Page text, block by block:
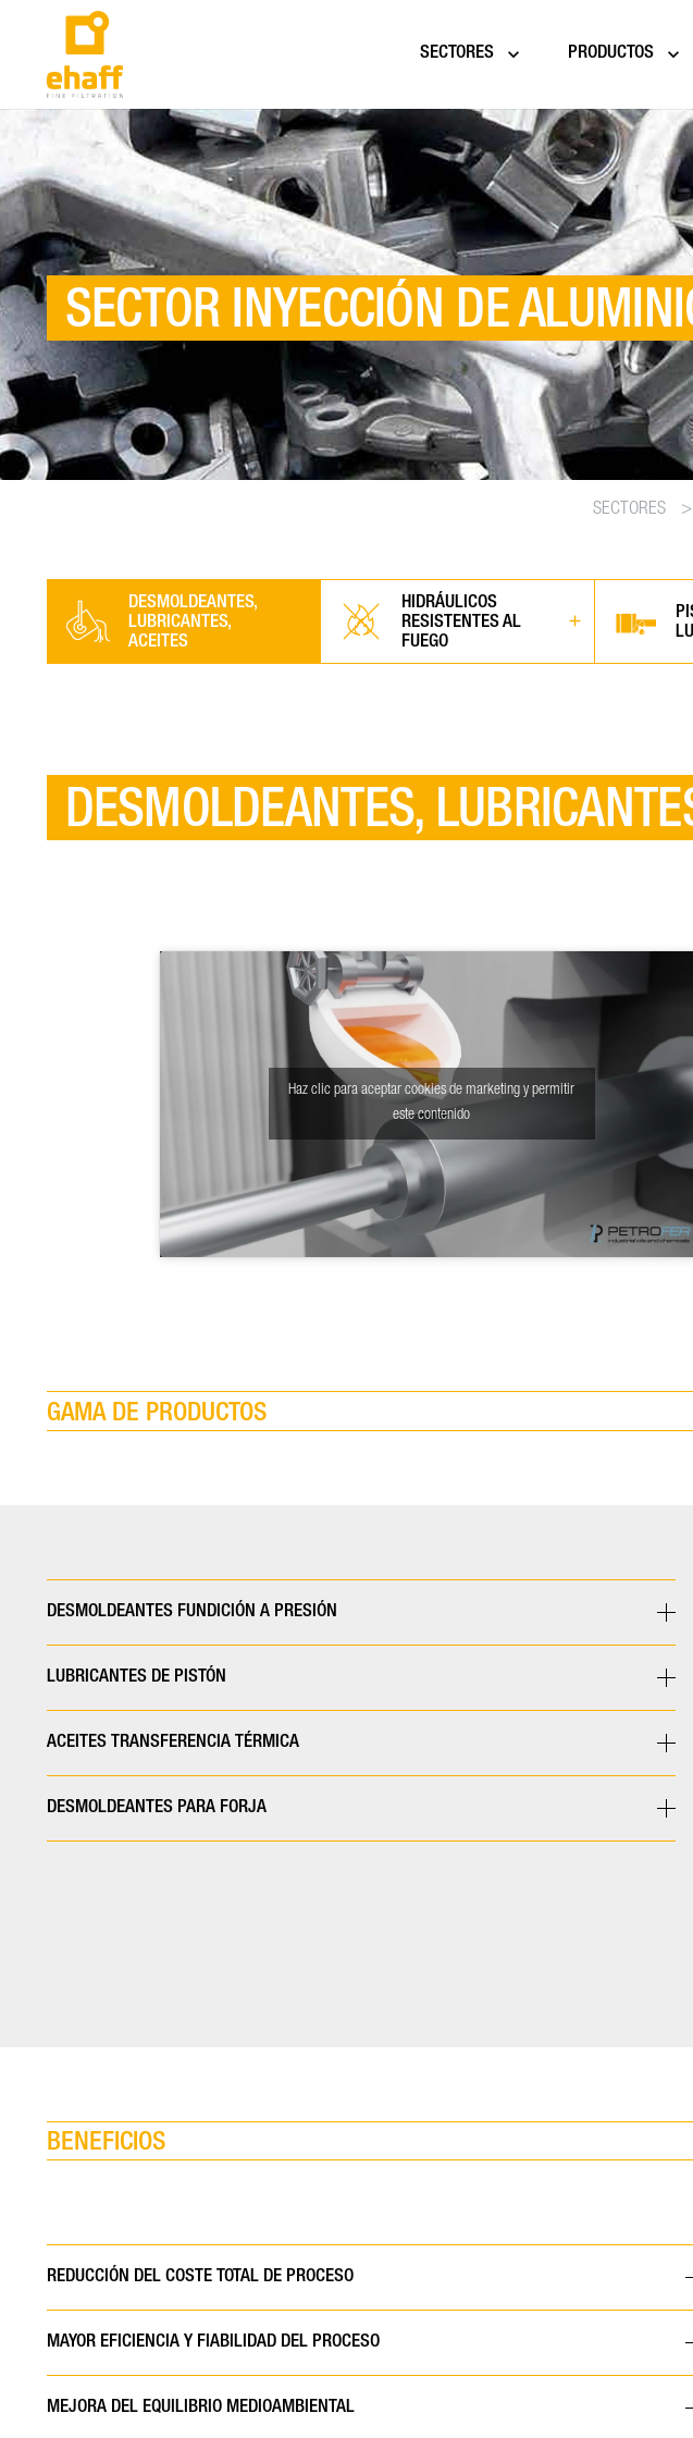
SECTORES PRODUCTOS
SECTOR INYECCIÓN DE
SECTORES >
DESMOLDEANTES,
LUBRICANTES,
ACEITES
HIDRÁULICOS
RESISTENTES AL
FUEGO
DESMOLDEANTES,
Haz clic para aceptar cookies de marketing y permitir
este contenido
GAMA DE PRODUCTOS
DESMOLDEANTES FUNDICIÓN A PRESIÓN
LUBRICANTES DE PISTÓN
ACEITES TRANSFERENCIA TÉRMICA
DESMOLDEANTES PARA FORJA
BENEFICIOS
REDUCCIÓN DEL COSTE TOTAL DE PROCESO
MAYOR EFICIENCIA Y FIABILIDAD DEL PROCESO
MEJORA DEL EQUILIBRIO MEDIOAMBIENTAL